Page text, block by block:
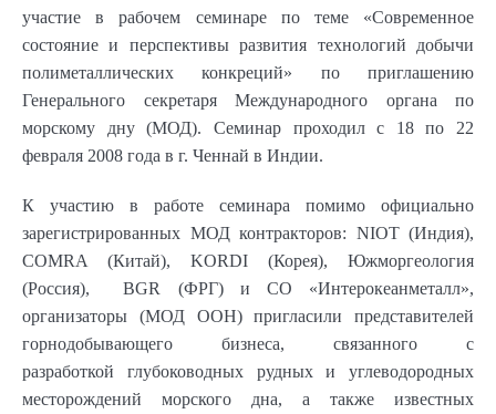
участие в рабочем семинаре по теме «Современное
состояние и перспективы развития технологий добычи
полиметаллических конкреций» по приглашению
Генерального секретаря Международного органа по
морскому дну (МОД). Семинар проходил с 18 по 22
февраля 2008 года в г. Ченнай в Индии.
К участию в работе семинара помимо официально
зарегистрированных МОД контракторов: NIOT (Индия),
COMRA (Китай), KORDI (Корея), Южморгеология
(Россия), BGR (ФРГ) и СО «Интерокеанметалл»,
организаторы (МОД ООН) пригласили представителей
горнодобывающего бизнеса, связанного с
разработкой глубоководных рудных и углеводородных
месторождений морского дна, а также известных